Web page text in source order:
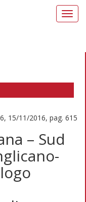
15/11/2016, pag. 615
– Sud